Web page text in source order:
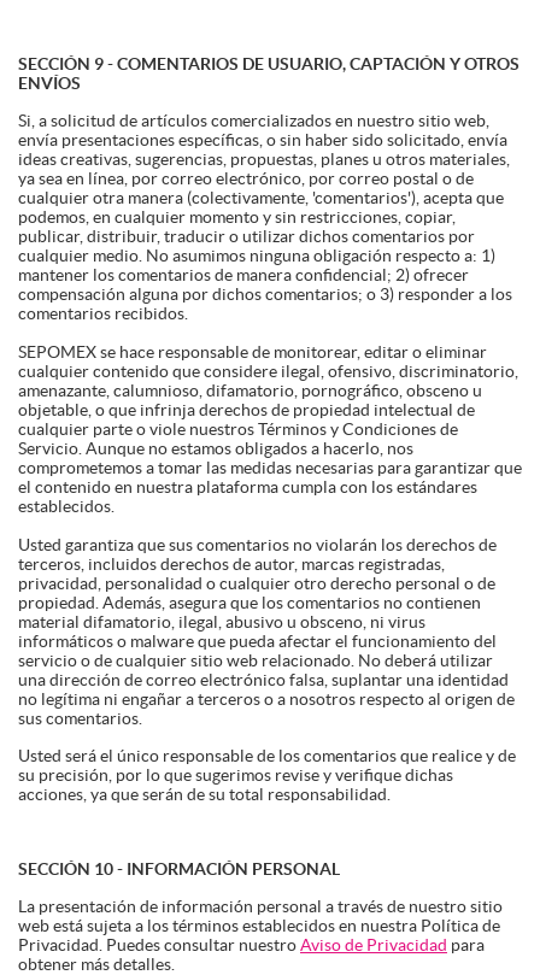
SECCIÓN 9 - COMENTARIOS DE USUARIO, CAPTACIÓN Y OTROS
ENVÍOS
Si, a solicitud de artículos comercializados en nuestro sitio web,
envía presentaciones específicas, o sin haber sido solicitado, envía
ideas creativas, sugerencias, propuestas, planes u otros materiales,
ya sea en línea, por correo electrónico, por correo postal o de
cualquier otra manera (colectivamente, 'comentarios'), acepta que
podemos, en cualquier momento y sin restricciones, copiar,
publicar, distribuir, traducir o utilizar dichos comentarios por
cualquier medio. No asumimos ninguna obligación respecto a: 1)
mantener los comentarios de manera confidencial; 2) ofrecer
compensación alguna por dichos comentarios; o 3) responder a los
comentarios recibidos.
SEPOMEX se hace responsable de monitorear, editar o eliminar
cualquier contenido que considere ilegal, ofensivo, discriminatorio,
amenazante, calumnioso, difamatorio, pornográfico, obsceno u
objetable, o que infrinja derechos de propiedad intelectual de
cualquier parte o viole nuestros Términos y Condiciones de
Servicio. Aunque no estamos obligados a hacerlo, nos
comprometemos a tomar las medidas necesarias para garantizar que
el contenido en nuestra plataforma cumpla con los estándares
establecidos.
Usted garantiza que sus comentarios no violarán los derechos de
terceros, incluidos derechos de autor, marcas registradas,
privacidad, personalidad o cualquier otro derecho personal o de
propiedad. Además, asegura que los comentarios no contienen
material difamatorio, ilegal, abusivo u obsceno, ni virus
informáticos o malware que pueda afectar el funcionamiento del
servicio o de cualquier sitio web relacionado. No deberá utilizar
una dirección de correo electrónico falsa, suplantar una identidad
no legítima ni engañar a terceros o a nosotros respecto al origen de
sus comentarios.
Usted será el único responsable de los comentarios que realice y de
su precisión, por lo que sugerimos revise y verifique dichas
acciones, ya que serán de su total responsabilidad.
SECCIÓN 10 - INFORMACIÓN PERSONAL
La presentación de información personal a través de nuestro sitio
web está sujeta a los términos establecidos en nuestra Política de
Privacidad. Puedes consultar nuestroAviso de Privacidad para
obtener más detalles.